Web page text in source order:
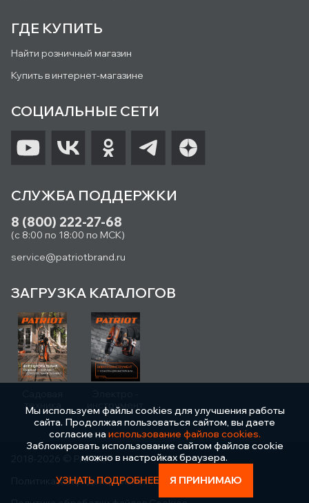
ГДЕ КУПИТЬ
Найти розничный магазин
Купить в интернет-магазине
СОЦИАЛЬНЫЕ СЕТИ
СЛУЖБА ПОДДЕРЖКИ
8 (800) 222-27-68
(с 8:00 по 18:00 по МСК)
service@patriotbrand.ru
ЗАГРУЗКА КАТАЛОГОВ
техника
инструмент
2018-2026 © PATRIOT
Политика конфиденциальности
Мы используем файлы cookies для улучшения работы
сайта. Продолжая пользоваться сайтом, вы даете
согласие на использование файлов cookies.
Заблокировать использование сайтом файлов cookie
можно в настройках браузера.
УЗНАТЬ ПОДРОБНЕЕ
Я ПРИНИМАЮ